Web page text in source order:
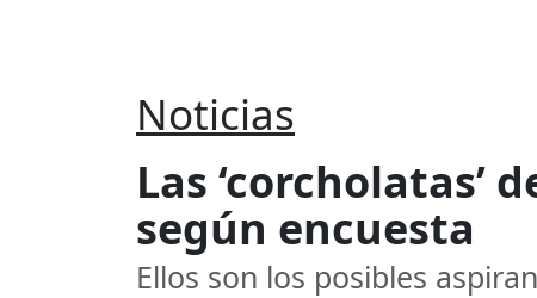
Noticias
Las ‘corcholatas’
según encuesta
Ellos son los posibles